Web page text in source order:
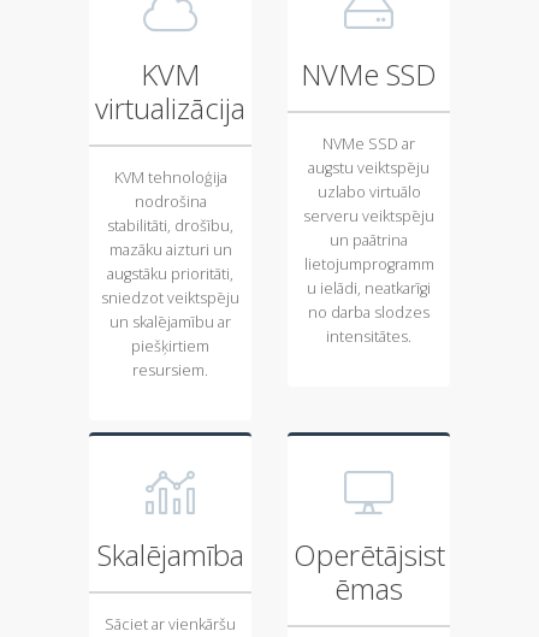
KVM
virtualizācija
KVM tehnoloģija
nodrošina
stabilitāti, drošību,
mazāku aizturi un
augstāku prioritāti,
sniedzot veiktspēju
un skalējamību ar
piešķirtiem
resursiem.
NVMe SSD
NVMe SSD ar
augstu veiktspēju
uzlabo virtuālo
serveru veiktspēju
un paātrina
lietojumprogramm
u ielādi, neatkarīgi
no darba slodzes
intensitātes.
Skalējamība
Sāciet ar vienkāršu
Operētājsist
ēmas